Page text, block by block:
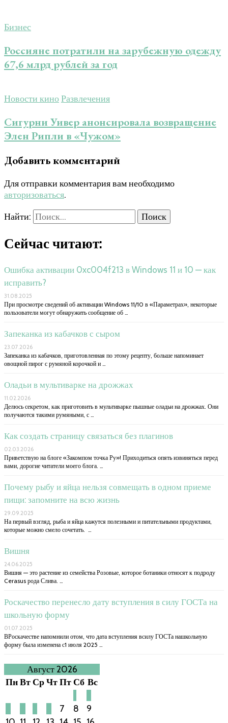
Бизнес
Россияне потратили на зарубежную одежду
67,6 млрд рублей за год
Новости киноРазвлечения
Сигурни Уивер анонсировала возвращение
Элен Рипли в «Чужом»
Добавить комментарий
Для отправки комментария вам необходимо
авторизоваться.
Найти:
Сейчас читают:
Ошибка активации 0xc004f213 в Windows 11 и 10 — как
исправить?
31.08.2025
При просмотре сведений об активации Windows 11/10 в «Параметрах», некоторые
пользователи могут обнаружить сообщение об …
Запеканка из кабачков с сыром
23.07.2026
Запеканка из кабачков, приготовленная по этому рецепту, больше напоминает
овощной пирог с румяной корочкой и …
Оладьи в мультиварке на дрожжах
11.02.2026
Делюсь секретом, как приготовить в мультиварке пышные оладьи на дрожжах. Они
получаются такими румяными, с …
Как создать страницу связаться без плагинов
02.03.2026
Приветствую на блоге «Закомпом точка Ру»! Приходиться опять извиняться перед
вами, дорогие читатели моего блога. …
Почему рыбу и яйца нельзя совмещать в одном приеме
пищи: запомните на всю жизнь
29.09.2025
На первый взгляд, рыба и яйца кажутся полезными и питательными продуктами,
которые можно смело сочетать. …
Вишня
24.06.2025
Вишня — это растение из семейства Розовые, которое ботаники относят к подроду
Cerasus рода Слива. …
Роскачество перенесло дату вступления в силу ГОСТа на
школьную форму
01.07.2025
ВРоскачестве напомнили отом, что дата вступления всилу ГОСТа нашкольную
форму была изменена с1 июля 2025 …
Август 2026
ПнВтСрЧтПтСб Вс
7 8
9